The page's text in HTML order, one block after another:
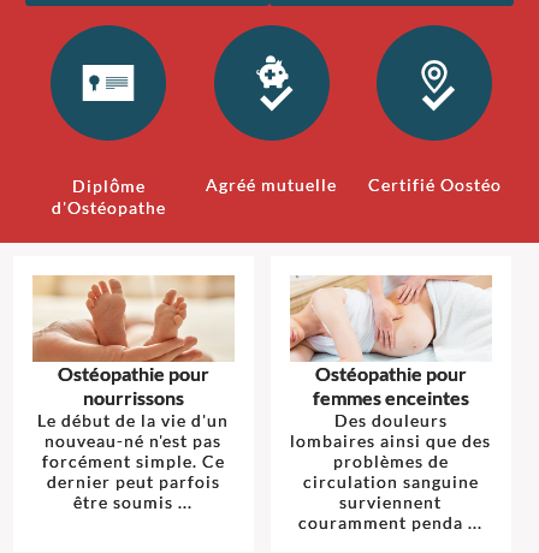
Diplôme
d'Ostéopathe
Agréé mutuelle Certifié Oostéo
Ostéopathie pour
nourrissons
Le début de la vie d'un
nouveau-né n'est pas
forcément simple. Ce
dernier peut parfois
être soumis ...
Ostéopathie pour
femmes enceintes
Des douleurs
lombaires ainsi que des
problèmes de
circulation sanguine
surviennent
couramment penda ...